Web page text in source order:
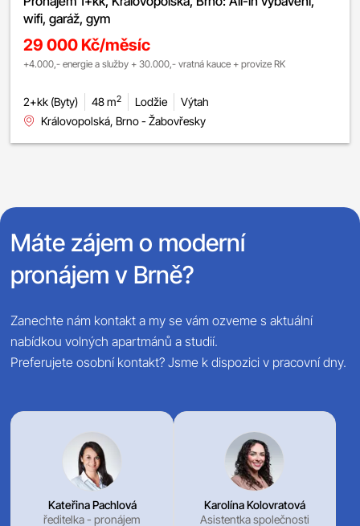
wifi, garáž, gym
29 000 Kč/měsíc
+4.000,- energie a služby + 30.000,- vratná kauce + provize RK
2+kk (Byty) 48 m2 Lodžie
Výtah
Královopolská, Brno - Žabovřesky
Máte zájem o moderní
pronájem v Brně?
Zanechte nám kontakt a my se vám ozveme s aktuální
nabídkou volných apartmánů a studií.
Preferujete osobní kontakt? Jsme k dispozici v pracovní dny.
Kateřina Pachlová
ředitelka - pronájem
Karolína Kolovratová
Asistentka společnosti